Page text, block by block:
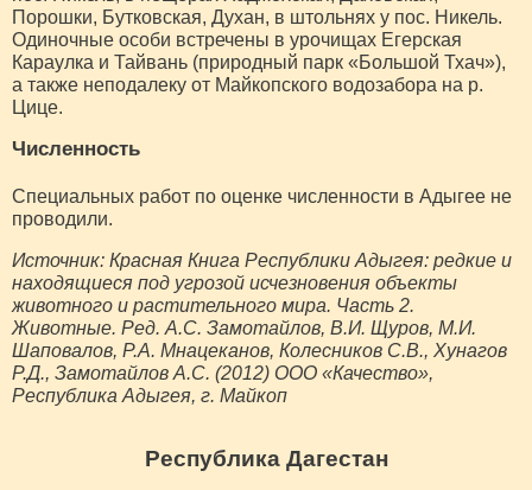
Порошки, Бутковская, Духан, в штольнях у пос. Никель.
Одиночные особи встречены в урочищах Егерская
Караулка и Тайвань (природный парк «Большой Тхач»),
а также неподалеку от Майкопского водозабора на р.
Цице.
Численность
Специальных работ по оценке численности в Адыгее не
проводили.
Источник: Красная Книга Республики Адыгея: редкие и
находящиеся под угрозой исчезновения объекты
животного и растительного мира. Часть 2.
Животные. Ред. А.С. Замотайлов, В.И. Щуров, М.И.
Шаповалов, Р.А. Мнацеканов, Колесников С.В., Хунагов
Р.Д., Замотайлов А.С. (2012) ООО «Качество»,
Республика Адыгея, г. Майкоп
Республика Дагестан